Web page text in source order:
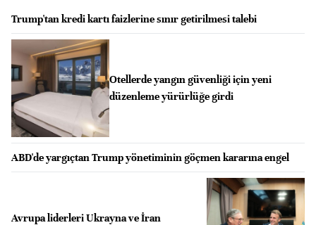
Trump'tan kredi kartı faizlerine sınır getirilmesi talebi
Otellerde yangın güvenliği için yeni
düzenleme yürürlüğe girdi
ABD'de yargıçtan Trump yönetiminin göçmen kararına engel
Avrupa liderleri Ukrayna ve İran